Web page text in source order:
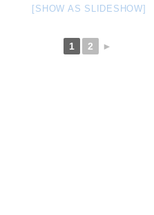
[SHOW AS SLIDESHOW]
1 2 ►